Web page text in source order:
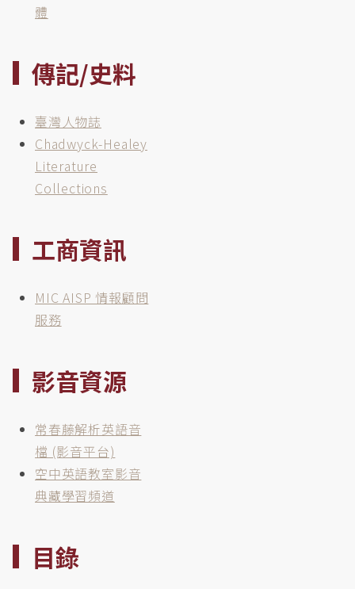
體
傳記/史料
臺灣人物誌
Chadwyck-Healey
Literature
Collections
工商資訊
MIC AISP 情報顧問
服務
影音資源
常春藤解析英語音
檔 (影音平台)
空中英語教室影音
典藏學習頻道
目錄